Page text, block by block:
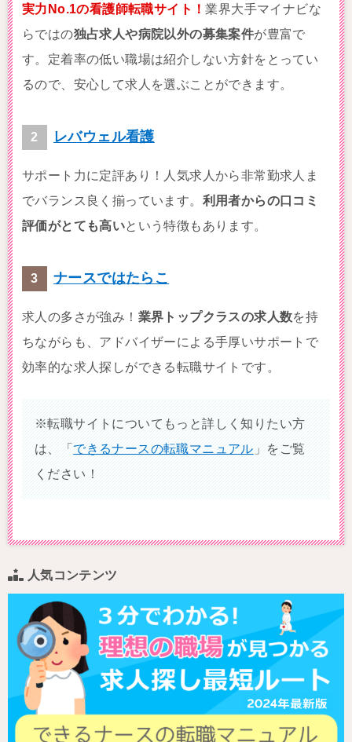
実力No.1の看護師転職サイト！業界大手マイナビな
らではの独占求人や病院以外の募集案件が豊富で
す。定着率の低い職場は紹介しない方針をとってい
るので、安心して求人を選ぶことができます。
レバウェル看護
サポート力に定評あり！人気求人から非常勤求人ま
でバランス良く揃っています。 利用者からの口コミ
評価がとても高いという特徴もあります。
ナースではたらこ
求人の多さが強み！ 業界トップクラスの求人数を持
ちながらも、アドバイザーによる手厚いサポートで
効率的な求人探しができる転職サイトです。
※転職サイトについてもっと詳しく知りたい方
は、「できるナースの転職マニュアル 」をご覧
ください！
人気コンテンツ